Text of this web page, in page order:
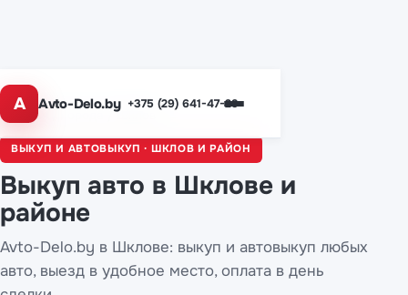
A Avto-Delo.by +375 (29) 641-47-29
Главная / Шклов
ВЫКУП И АВТОВЫКУП · ШКЛОВ И РАЙОН
Выкуп авто в Шклове и
районе
Avto-Delo.by в Шклове: выкуп и автовыкуп любых
авто, выезд в удобное место, оплата в день